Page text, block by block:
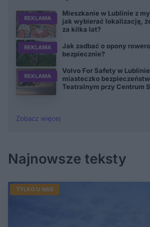
REKLAMA
Mieszkanie w Lublinie z
jak wybierać lokalizację,
za kilka lat?
REKLAMA
Jak zadbać o opony
bezpiecznie?
REKLAMA
Volvo For Safety w
miasteczko
Teatralnym przy Centrum
Zobacz więcej
Najnowsze teksty
TYLKO U NAS